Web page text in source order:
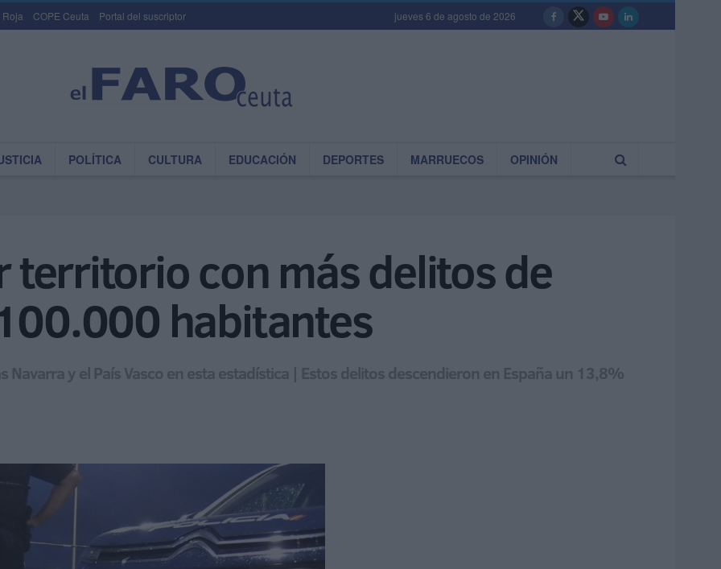
Roja COPE Ceuta Portal del suscriptor jueves 6 de agosto de 2026
POLÍTICA CULTURA EDUCACIÓN DEPORTES MARRUECOS OPINIÓN
territorio con más delitos de
habitantes
y el País Vasco en esta estadística | Estos delitos descendieron en España un 13,8%